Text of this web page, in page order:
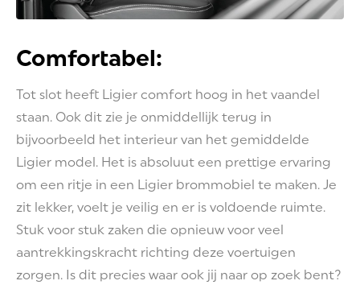
Comfortabel:
Tot slot heeft Ligier comfort hoog in het vaandel
staan. Ook dit zie je onmiddellijk terug in
bijvoorbeeld het interieur van het gemiddelde
Ligier model. Het is absoluut een prettige ervaring
om een ritje in een Ligier brommobiel te maken. Je
zit lekker, voelt je veilig en er is voldoende ruimte.
Stuk voor stuk zaken die opnieuw voor veel
aantrekkingskracht richting deze voertuigen
zorgen. Is dit precies waar ook jij naar op zoek bent?